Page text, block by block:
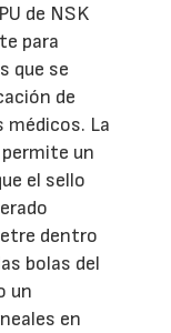
de NSK
para
que se
de
La
un
el sello
dentro
bolas del
un
en